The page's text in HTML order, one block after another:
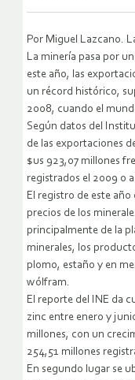
Por Miguel Lazcano.
La minería pasa por
este año, las
un récord histórico,
2008, cuando el
Según datos del
de las exportaciones
$us 923,07 millones
registrados el 2009 o
El registro de este año
precios de los
principalmente de la
minerales, los
plomo, estaño y en
wólfram.
El reporte del INE da
zinc entre enero y
millones, con un
254,51 millones
En segundo lugar se